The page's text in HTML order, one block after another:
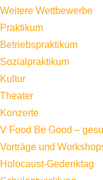
Weitere Wettbewerbe
Praktikum
Betriebspraktikum
Sozialpraktikum
Kultur
Theater
Konzerte
V Food Be Good –
Vorträge und
Holocaust-Gedenktag